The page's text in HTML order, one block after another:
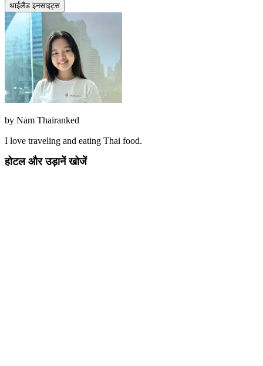
थाईलैंड इनसाइट्स
by Nam Thairanked
I love traveling and eating Thai food.
होटल और उड़ानें खोजें